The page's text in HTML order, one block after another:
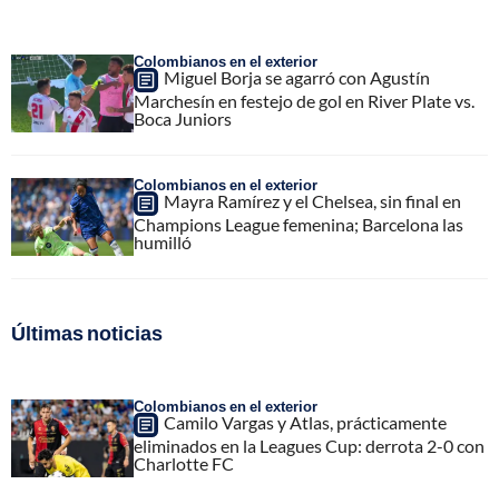
Colombianos en el exterior
Miguel Borja se agarró con Agustín
Marchesín en festejo de gol en River Plate vs.
Boca Juniors
Colombianos en el exterior
Mayra Ramírez y el Chelsea, sin final en
Champions League femenina; Barcelona las
humilló
Últimas noticias
Colombianos en el exterior
Camilo Vargas y Atlas, prácticamente
eliminados en la Leagues Cup: derrota 2-0 con
Charlotte FC